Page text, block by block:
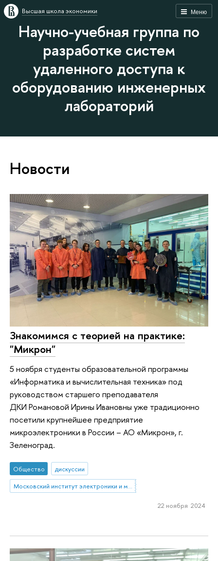
Меню
Высшая школа экономики
Научно-учебная группа по
разработке систем
удаленного доступа к
оборудованию инженерных
лабораторий
Новости
Знакомимся с теорией на практике:
"Микрон"
5 ноября студенты образовательной программы
«Информатика и вычислительная техника» под
руководством старшего преподавателя
ДКИ Романовой Ирины Ивановны уже традиционно
посетили крупнейшее предприятие
микроэлектроники в России – АО «Микрон», г.
Зеленоград.
Общество
дискуссии
Московский институт электроники и математики им. А.Н. Тихонова
22 ноября 2024